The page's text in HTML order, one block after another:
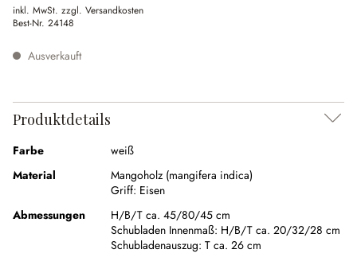
inkl. MwSt. zzgl. Versandkosten
Best-Nr. 24148
Ausverkauft
Produktdetails
Farbe
weiß
Material
Mangoholz (mangifera indica)
Griff: Eisen
Abmessungen
H/B/T ca. 45/80/45 cm
Schubladen Innenmaß: H/B/T ca. 20/32/28 cm
Schubladenauszug: T ca. 26 cm